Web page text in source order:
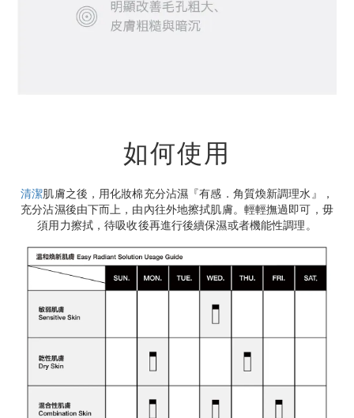
如何使用
清潔肌膚之後，用化妝棉充分沾濕『有感．角質煥新調理水』，
充分沾濕後由下而上，由內往外地擦拭肌膚。輕輕撫過即可，毋
須用力擦拭，待吸收後再進行後續保濕或者機能性調理。